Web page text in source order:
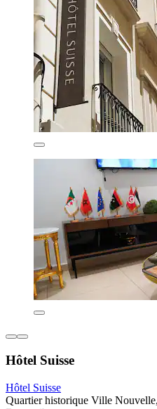
Hôtel Suisse
Hôtel Suisse
Quartier historique Ville